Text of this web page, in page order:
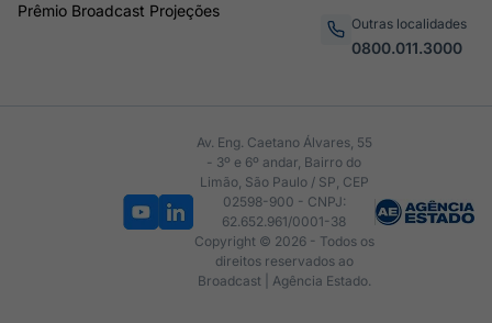
Prêmio Broadcast Projeções
Outras localidades
0800.011.3000
Av. Eng. Caetano Álvares, 55
- 3º e 6º andar, Bairro do
Limão, São Paulo / SP, CEP
02598-900 - CNPJ:
62.652.961/0001-38
Copyright © 2026 - Todos os
direitos reservados ao
Broadcast | Agência Estado.